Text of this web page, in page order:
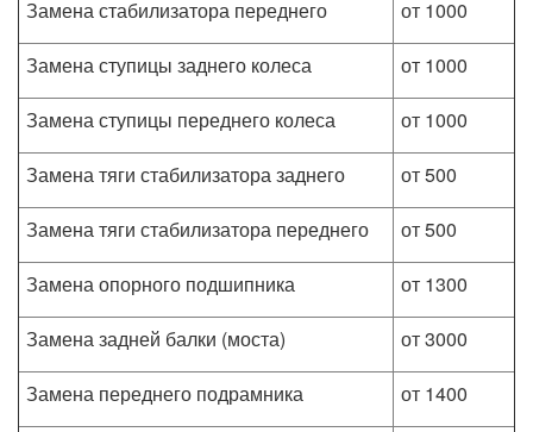
Замена стабилизатора переднего
от 1000
Замена ступицы заднего колеса
от 1000
Замена ступицы переднего колеса
от 1000
Замена тяги стабилизатора заднего
от 500
Замена тяги стабилизатора переднего
от 500
Замена опорного подшипника
от 1300
Замена задней балки (моста)
от 3000
Замена переднего подрамника
от 1400